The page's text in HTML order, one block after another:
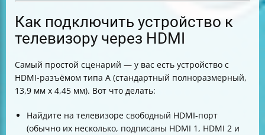
Как подключить устройство к
телевизору через HDMI
Самый простой сценарий — у вас есть устройство с
HDMI-разъёмом типа A (стандартный полноразмерный,
13,9 мм х 4,45 мм). Вот что делать:
Найдите на телевизоре свободный HDMI-порт
(обычно их несколько, подписаны HDMI 1, HDMI 2 и